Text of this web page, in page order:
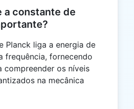
a constante de
Planck liga a energia de
frequência, fornecendo
compreender os níveis
na mecânica